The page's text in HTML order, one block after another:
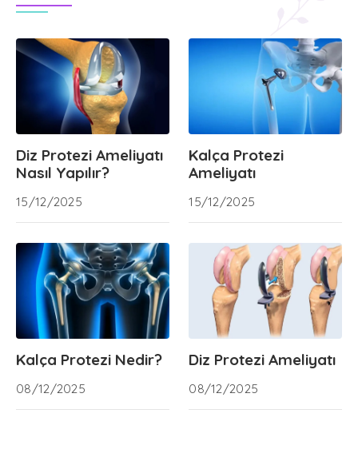
Diz Protezi Ameliyatı
Nasıl Yapılır?
15/12/2025
Kalça Protezi
Ameliyatı
15/12/2025
Kalça Protezi Nedir?
08/12/2025
Diz Protezi Ameliyatı
08/12/2025